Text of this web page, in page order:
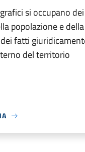
si occupano dei
popolazione e della
fatti
del territorio